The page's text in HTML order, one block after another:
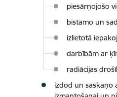
piesārņojošo
bīstamo un
izlietotā
darbībām ar
radiācijas
izdod un saskaņo